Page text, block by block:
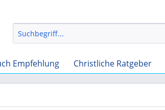
Empfehlung Christliche Ratgeber